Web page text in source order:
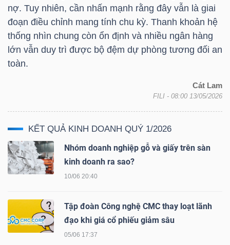
nợ. Tuy nhiên, cần nhấn mạnh rằng đây vẫn là giai
đoạn điều chỉnh mang tính chu kỳ. Thanh khoản hệ
thống nhìn chung còn ổn định và nhiều ngân hàng
lớn vẫn duy trì được bộ đệm dự phòng tương đối an
toàn.
Cát Lam
FILI - 08:00 13/05/2026
KẾT QUẢ KINH DOANH QUÝ 1/2026
Nhóm doanh nghiệp gỗ và giấy trên sàn
kinh doanh ra sao?
10/06 20:40
Tập đoàn Công nghệ CMC thay loạt lãnh
đạo khi giá cổ phiếu giảm sâu
05/06 17:37
Thuật
ngữ
(-)
(-)
Đào
tạo
Sách